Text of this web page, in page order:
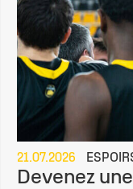
21.07.2026
Devenez